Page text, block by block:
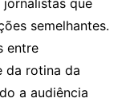
que
semelhantes.
entre
da rotina da
a audiência